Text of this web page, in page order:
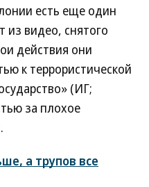
есть еще один
из видео, снятого
действия они
к террористической
(ИГ;
за плохое
а трупов все